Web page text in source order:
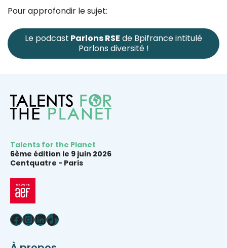
Pour approfondir le sujet:
Le podcast Parlons RSE de Bpifrance intitulé
Parlons diversité !
Talents for the Planet
6ème édition le 9 juin 2026
Centquatre - Paris
Facebook
Instagram
LinkedIn
TikTok